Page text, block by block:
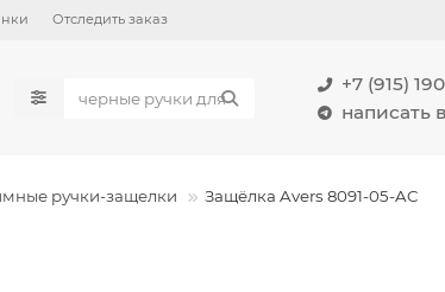
Отследить заказ
+7 (915)
написать
ручки-защелки Защёлка Avers 8091-05-AC